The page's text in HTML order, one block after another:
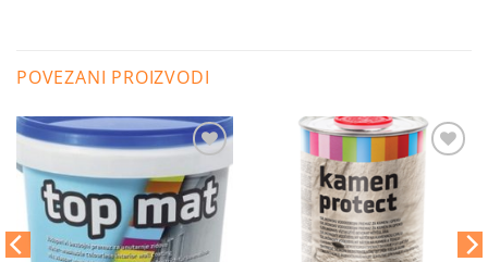
POVEZANI PROIZVODI
Dodaj
na
listu
želja